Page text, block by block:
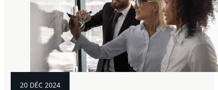
20 DÉC 2024